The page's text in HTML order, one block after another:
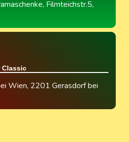
, Filmteichstr.5,
Classic
Wien, 2201 Gerasdorf bei